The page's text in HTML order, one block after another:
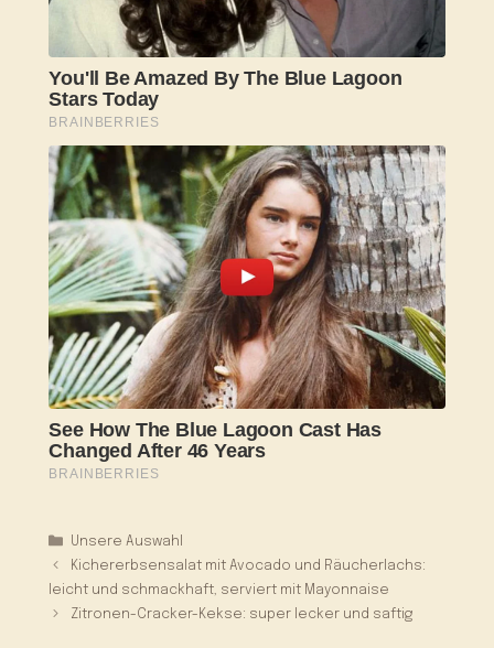
Kategorien
Unsere Auswahl
Kichererbsensalat mit Avocado und Räucherlachs:
leicht und schmackhaft, serviert mit Mayonnaise
Zitronen-Cracker-Kekse: super lecker und saftig